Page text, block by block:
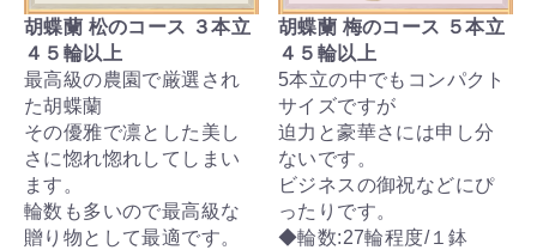
胡蝶蘭 松のコース ３本立
４５輪以上
最高級の農園で厳選され
た胡蝶蘭
その優雅で凛とした美し
さに惚れ惚れしてしまい
ます。
輪数も多いので最高級な
贈り物として最適です。
胡蝶蘭 梅のコース ５本立
４５輪以上
5本立の中でもコンパクト
サイズですが
迫力と豪華さには申し分
ないです。
ビジネスの御祝などにぴ
ったりです。
◆輪数:27輪程度/１鉢